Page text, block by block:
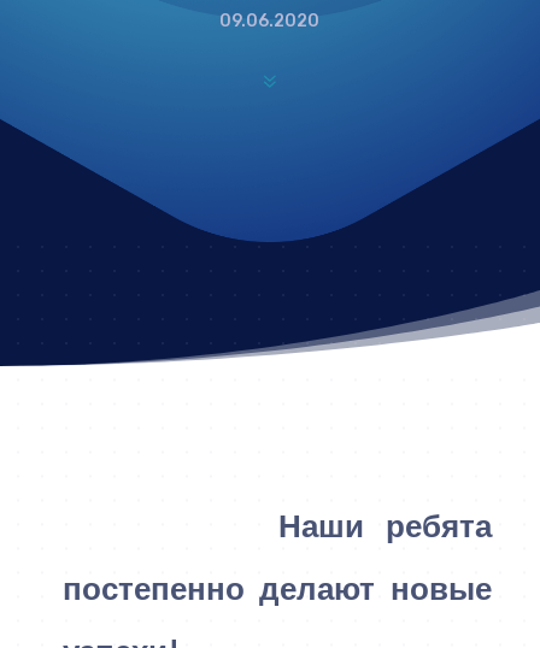
09.06.2020
7
Наши ребята
постепенно делают новые